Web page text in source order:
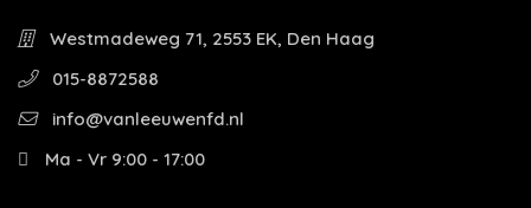
Westmadeweg 71, 2553 EK, Den Haag
015-8872588
info@vanleeuwenfd.nl
Ma - Vr 9:00 - 17:00